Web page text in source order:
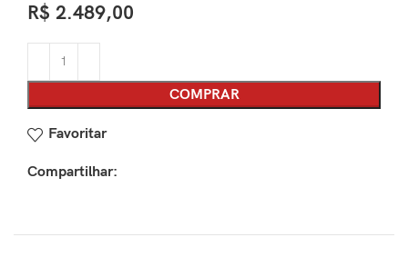
R$ 2.489,00
COMPRAR
Favoritar
Compartilhar: